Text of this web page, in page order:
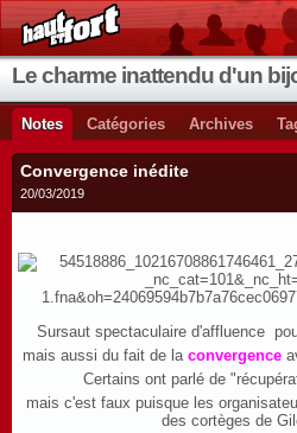
Le charme inattendu d'un
Notes Catégories Archives
Convergence inédite
20/03/2019
Sursaut spectaculaire d'affluence
mais aussi du fait de la convergence
Certains ont parlé de
mais c'est faux puisque les
des cortèges de